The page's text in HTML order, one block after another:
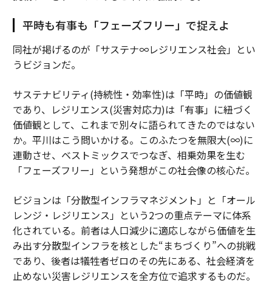
平時も有事も「フェーズフリー」で捉えよ
同社が掲げるのが「サステナ∞レジリエンス社会」とい
うビジョンだ。
サステナビリティ(持続性・効率性)は「平時」の価値観
であり、レジリエンス(災害対応力)は「有事」に紐づく
価値観として、これまで別々に語られてきたのではない
か。平川はこう問いかける。このふたつを無限大(∞)に
連動させ、ベストミックスでつなぎ、相乗効果を生む
「フェーズフリー」という発想がこの社会像の核心だ。
ビジョンは「分散型インフラマネジメント」と「オール
レンジ・レジリエンス」という2つの重点テーマに体系
化されている。前者は人口減少に適応しながら価値を生
み出す分散型インフラを核とした“まちづくり”への挑戦
であり、後者は犠牲者ゼロのその先にある、社会経済を
止めない災害レジリエンスを全方位で追求するものだ。